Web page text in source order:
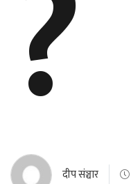
दीप संञ्चार